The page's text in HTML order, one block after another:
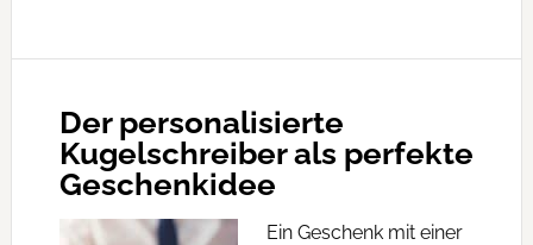
Der personalisierte
Kugelschreiber als perfekte
Geschenkidee
Ein Geschenk mit einer